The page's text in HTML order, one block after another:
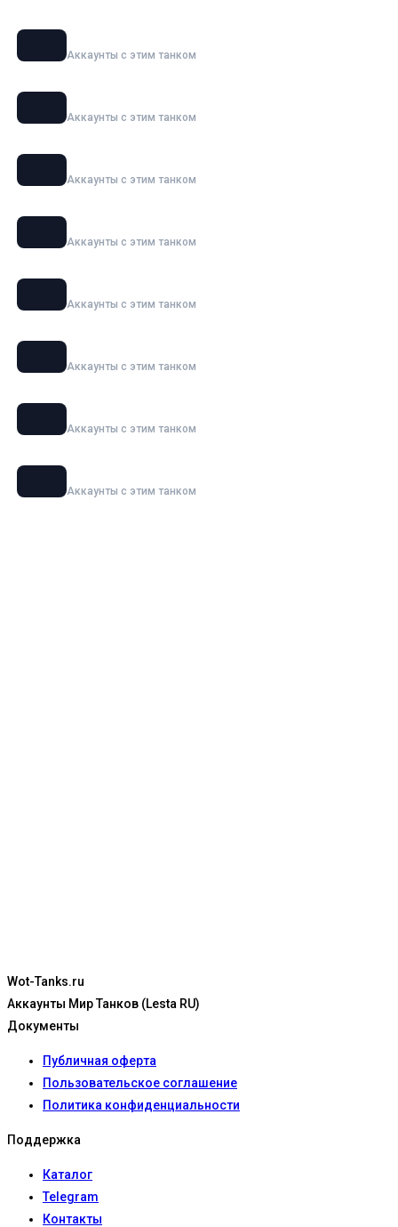
Аккаунты с этим танком
Аккаунты с этим танком
Аккаунты с этим танком
Аккаунты с этим танком
Аккаунты с этим танком
Аккаунты с этим танком
Аккаунты с этим танком
Аккаунты с этим танком
Wot-Tanks.ru
Аккаунты Мир Танков (Lesta RU)
Документы
Публичная оферта
Пользовательское соглашение
Политика конфиденциальности
Поддержка
Каталог
Telegram
Контакты